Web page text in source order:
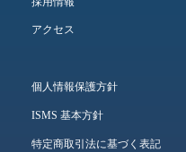
アクセス
個人情報保護方針
ISMS 基本方針
特定商取引法に基づく表記